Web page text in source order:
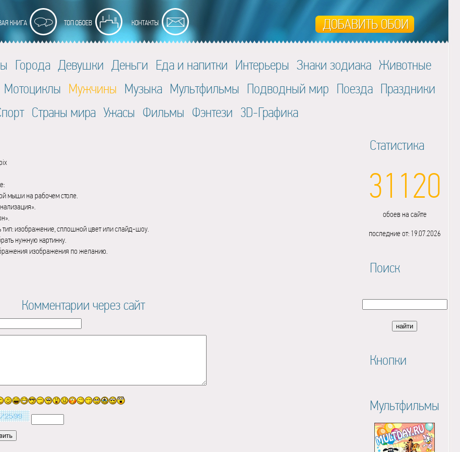
Города Девушки Деньги Еда и напитки Интерьеры Знаки зодиака Животные
Мотоциклы Мужчины Музыка Мультфильмы Подводный мир Поезда Праздники
Страны мира Ужасы Фильмы Фэнтези 3D-Графика
мыши на рабочем столе.
изображение, сплошной цвет или слайд-шоу.
нужную картинку.
изображения по желанию.
Комментарии через сайт
Статистика
31120
обоев на сайте
последние от: 19.07.2026
Поиск
Кнопки
Мультфильмы